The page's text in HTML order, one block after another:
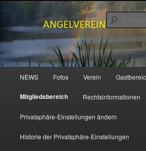
Inhalt
springenANGELVEREIN
NEWS Fotos Verein
Mitgliedsbereich Rechtsinformationen
Privatsphäre-Einstellungen ändern
Historie der Privatsphäre-Einstellungen